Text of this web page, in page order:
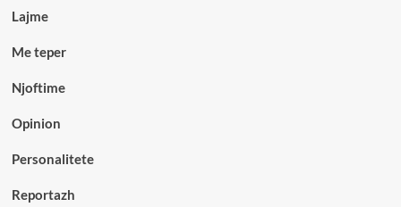
Lajme
Me teper
Njoftime
Opinion
Personalitete
Reportazh